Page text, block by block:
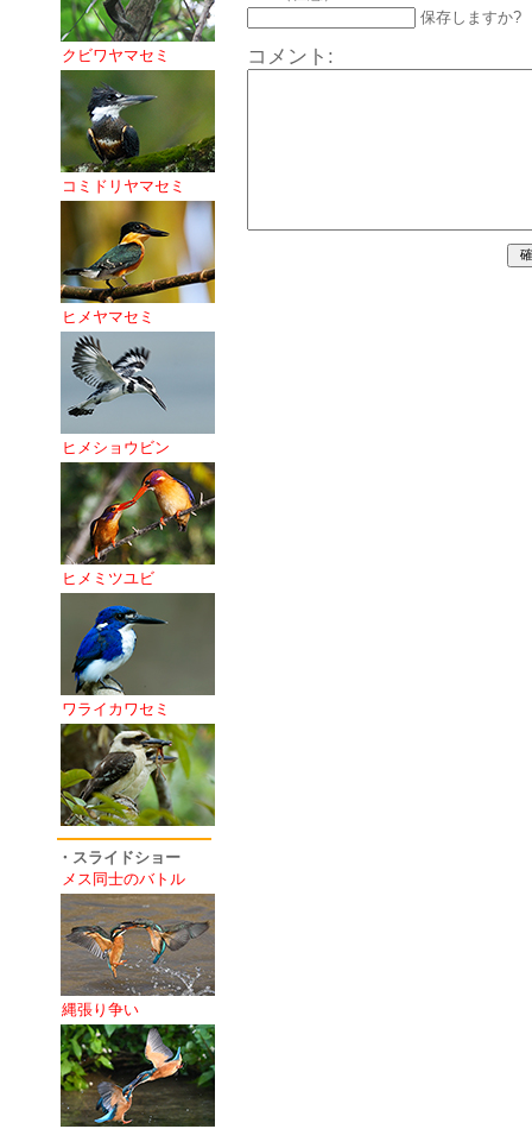
クビワヤマセミ
コミドリヤマセミ
ヒメヤマセミ
ヒメショウビン
ヒメミツユビ
ワライカワセミ
・スライドショー
メス同士のバトル
縄張り争い
保存しますか?
コメント: